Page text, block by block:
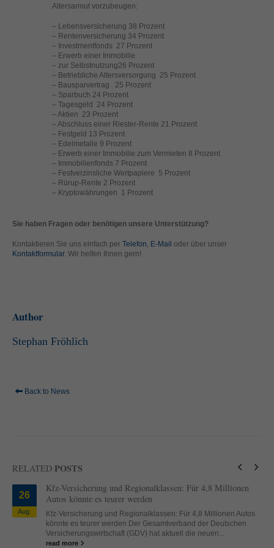
Altersarmut vorzubeugen:
– Lebensversicherung 38 Prozent
– Rentenversicherung 34 Prozent
– Investmentfonds 27 Prozent
– Erwerb einer Immobilie
– zur Selbstnutzung26 Prozent
– Betriebliche Altersversorgung 25 Prozent
– Bausparvertrag 25 Prozent
– Sparbuch 24 Prozent
– Tagesgeld 24 Prozent
– Aktien 23 Prozent
– Abschluss einer Riester-Rente 21 Prozent
– Festgeld 13 Prozent
– Edelmetalle 9 Prozent
– Erwerb einer Immobilie zum Vermieten 8 Prozent
– Immobilienfonds 7 Prozent
– Festverzinsliche Wertpapiere 5 Prozent
– Rürup-Rente 2 Prozent
– Kryptowährungen 1 Prozent
Sie haben Fragen oder benötigen unsere Unterstützung?
Kontaktieren Sie uns einfach per Telefon, E-Mail oder über unser
Kontaktformular. Wir helfen Ihnen gern!
Author
Stephan Fröhlich
Back to News
RELATED POSTS
26
Aug.
Kfz-Versicherung und Regionalklassen: Für 4,8 Millionen
Autos könnte es teurer werden
Kfz-Versicherung und Regionalklassen: Für 4,8 Millionen Autos
könnte es teurer werden Der Gesamtverband der Deutschen
Versicherungswirtschaft (GDV) hat aktuell die neuen...
read more
helfen, diese Website und Ihre Erfahrung zu verbessern.
Adressen), z. B. für personalisierte Anzeigen und Inhalte oder
Anzeigen- und Inhaltsmessung. Weitere Informationen über die
Verwendung Ihrer Daten finden Sie in unserer
Datenschutzerklärung.
Hier finden Sie eine Übersicht über alle verwendeten Cookies. Sie
können Ihre Einwilligung zu ganzen Kategorien geben oder sich
weitere Informationen anzeigen lassen und so nur bestimmte
Cookies auswählen.
Alle akzeptieren
Zurück Nur essenzielle Cookies akzeptieren
Datenschutzeinstellungen
Essenziell (1)
Essenzielle Cookies ermöglichen grundlegende Funktionen und sind für
Cookie-Informationen anzeigen
Externe Medien (2)
powered by Borlabs Cookie